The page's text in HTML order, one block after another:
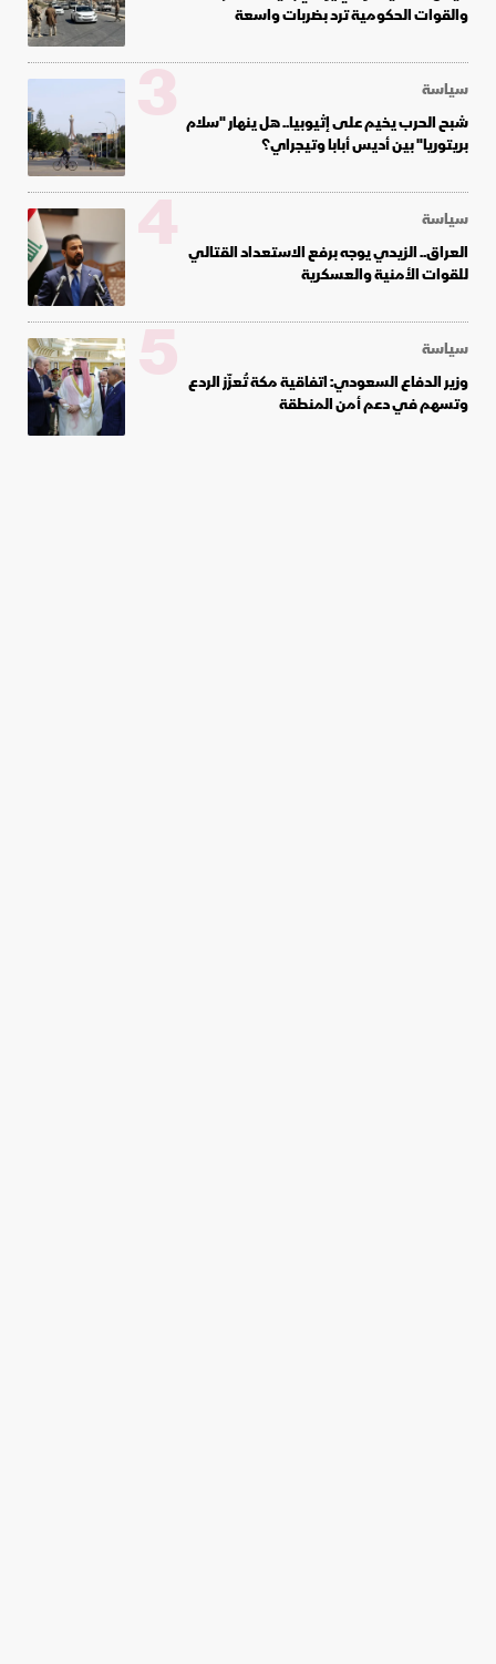
والقوات الحكومية ترد بضربات واسعة
سياسة
شبح الحرب يخيم على إثيوبيا.. هل ينهار "سلام
بريتوريا" بين أديس أبابا وتيجراي؟
3
سياسة
العراق.. الزيدي يوجه برفع الاستعداد القتالي
للقوات الأمنية والعسكرية
4
سياسة
وزير الدفاع السعودي: اتفاقية مكة تُعزّز الردع
وتسهم في دعم أمن المنطقة
5